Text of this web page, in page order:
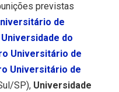
previstas
de
Universidade do
Universitário de
Universitário de
SP), Universidade